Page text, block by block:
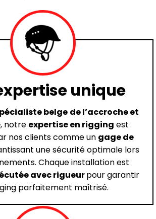
unique
belge de l’accroche et
, notre expertise en rigging est
nos clients comme un gage de
une sécurité optimale lors
Chaque installation est
avec rigueurpour garantir
parfaitement maîtrisé.